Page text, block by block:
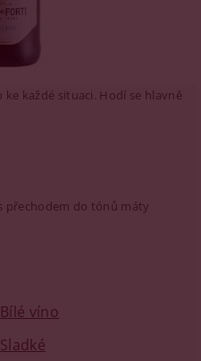
každé situaci. Hodí se hlavně
přechodem do tónů máty
Bílé víno
Sladké